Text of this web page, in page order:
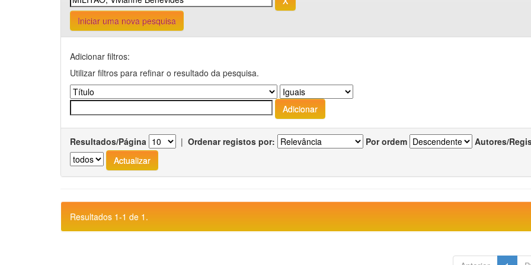
Iniciar uma nova pesquisa
Adicionar filtros:
Utilizar filtros para refinar o resultado da pesquisa.
Resultados/Página | Ordenar registos por: Por ordem Autores/
Resultados 1-1 de 1.